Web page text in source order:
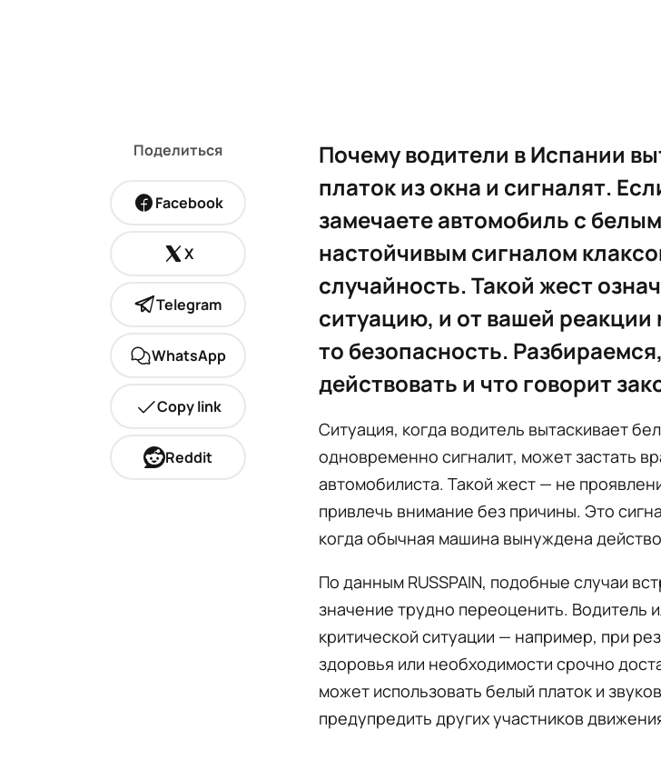
Поделиться
Facebook
X
Telegram
WhatsApp
Copy link
Reddit
Почему водители в Испании
платок из окна и сигналят.
замечаете автомобиль с
настойчивым сигналом
случайность. Такой жест
ситуацию, и от вашей реакции
то безопасность.
действовать и что говорит
Ситуация, когда водитель вытаскивает
одновременно сигналит, может застать
автомобилиста. Такой жест — не
привлечь внимание без причины. Это
когда обычная машина вынуждена
По данным RUSSPAIN, подобные случаи
значение трудно переоценить. Водитель
критической ситуации — например, при
здоровья или необходимости срочно
может использовать белый платок и
предупредить других участников